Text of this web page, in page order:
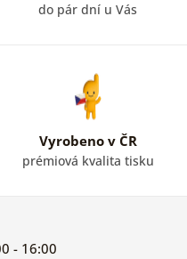
do pár dní u Vás
Vyrobeno v ČR
prémiová kvalita tisku
- 16:00